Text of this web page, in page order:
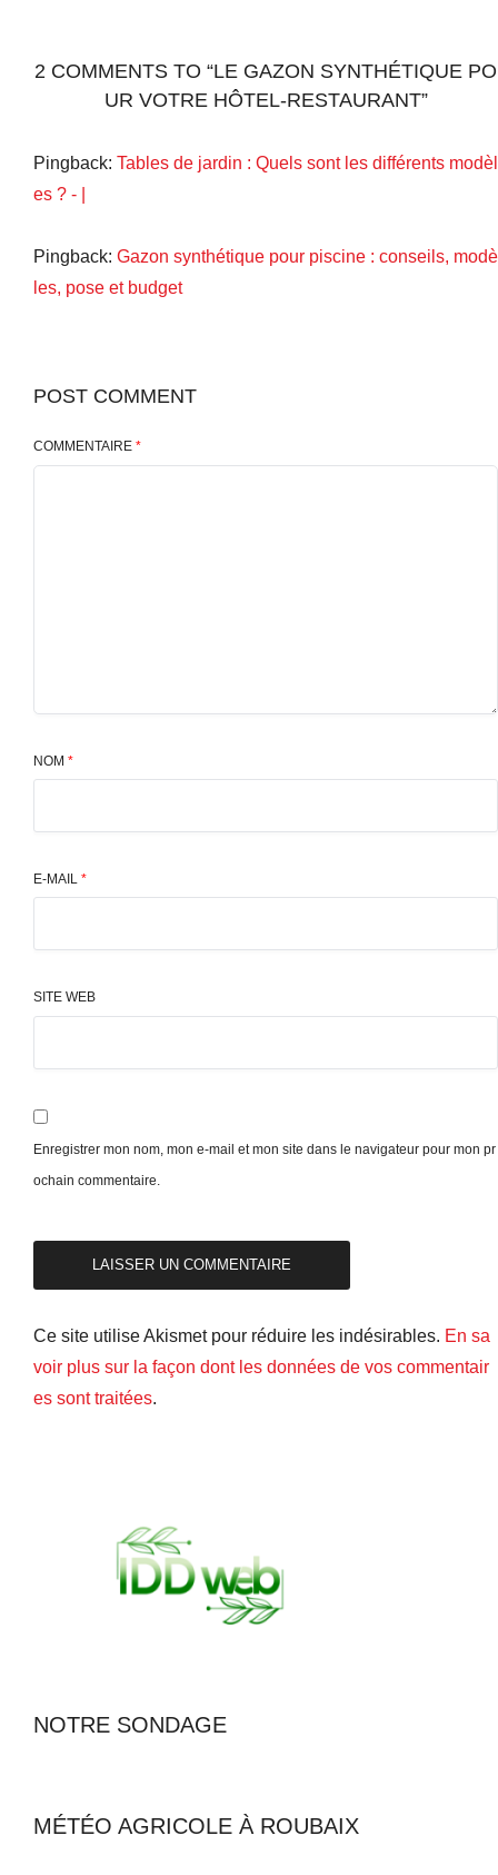
2 COMMENTS TO “LE GAZON SYNTHÉTIQUE PO
UR VOTRE HÔTEL-RESTAURANT”
Pingback: Tables de jardin : Quels sont les différents modèl
es ? - |
Pingback: Gazon synthétique pour piscine : conseils, modè
les, pose et budget
POST COMMENT
COMMENTAIRE *
NOM *
E-MAIL *
SITE WEB
Enregistrer mon nom, mon e-mail et mon site dans le navigateur pour mon pr
ochain commentaire.
Ce site utilise Akismet pour réduire les indésirables. En sa
voir plus sur la façon dont les données de vos commentair
es sont traitées.
NOTRE SONDAGE
MÉTÉO AGRICOLE À ROUBAIX